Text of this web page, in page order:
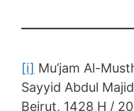
[i] Mu’jam Al-
Sayyid Abdul
Beirut, 1428 H /